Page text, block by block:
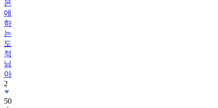
하
는
도
적
님
아
2
50
손
빈